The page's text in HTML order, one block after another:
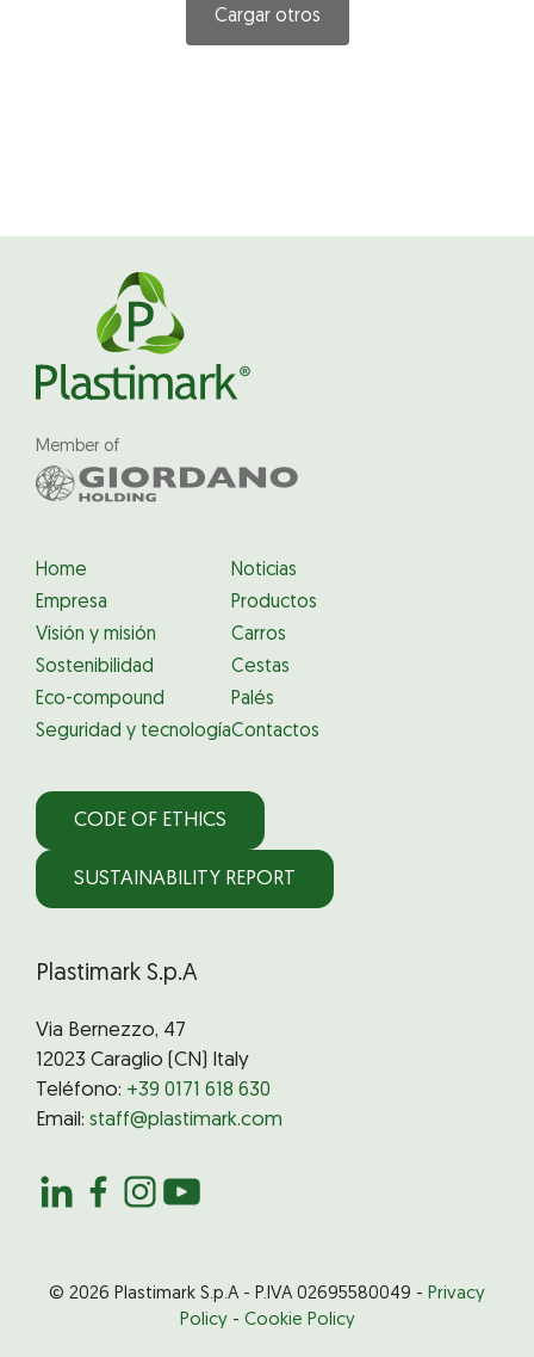
Cargar otros
Member of
Home
Empresa
Visión y misión
Sostenibilidad
Eco-compound
Seguridad y tecnología
Noticias
Productos
Carros
Cestas
Palés
Contactos
CODE OF ETHICS
SUSTAINABILITY REPORT
Plastimark S.p.A
Via Bernezzo, 47
12023 Caraglio (CN) Italy
Teléfono: +39 0171 618 630
Email: staff@plastimark.com
© 2026 Plastimark S.p.A - P.IVA 02695580049 - Privacy
Policy- Cookie Policy